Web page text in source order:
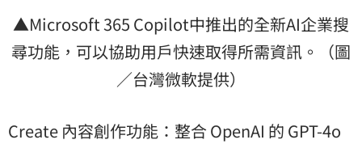
▲Microsoft 365 Copilot中推出的全新AI企業搜
尋功能，可以協助用戶快速取得所需資訊。（圖
／台灣微軟提供）
Create 內容創作功能：整合 OpenAI 的 GPT-4o